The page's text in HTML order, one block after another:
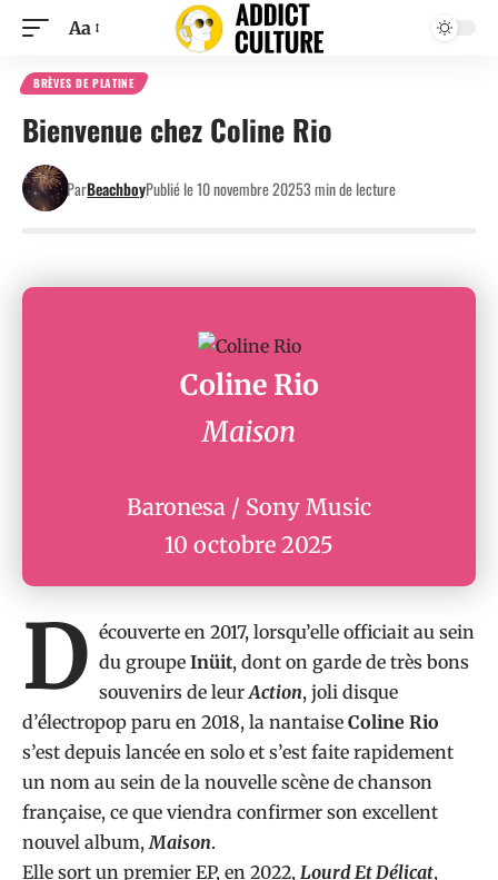
Aa
BRÈVES DE PLATINE
Bienvenue chez Coline Rio
ParBeachboyPublié le 10 novembre 20253 min de lecture
Coline Rio
Maison
Baronesa / Sony Music
10 octobre 2025
D écouverte en 2017, lorsqu’elle officiait au sein
du groupe Inüit, dont on garde de très bons
souvenirs de leurAction, joli disque
d’électropop paru en 2018, la nantaise Coline Rio
s’est depuis lancée en solo et s’est faite rapidement
un nom au sein de la nouvelle scène de chanson
française, ce que viendra confirmer son excellent
nouvel album,Maison.
Elle sort un premier EP, en 2022, Lourd Et Délicat,